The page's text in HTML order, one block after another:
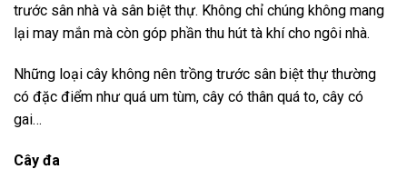
trước sân nhà và sân biệt thự. Không chỉ chúng không mang
lại may mắn mà còn góp phần thu hút tà khí cho ngôi nhà.
Những loại cây không nên trồng trước sân biệt thự thường
có đặc điểm như quá um tùm, cây có thân quá to, cây có
gai…
Cây đa